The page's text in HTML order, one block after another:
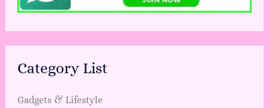
Category List
Gadgets & Lifestyle